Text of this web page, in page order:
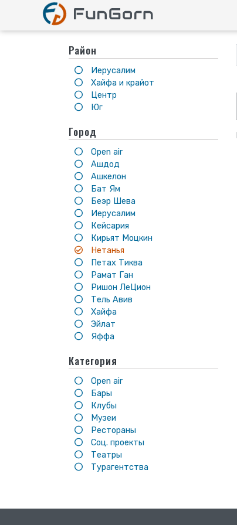
Район
Иерусалим
Хайфа и крайот
Центр
Юг
Город
Open air
Ашдод
Ашкелон
Бат Ям
Беэр Шева
Иерусалим
Кейсария
Кирьят Моцкин
Нетанья
Петах Тиква
Рамат Ган
Ришон ЛеЦион
Тель Авив
Хайфа
Эйлат
Яффа
Категория
Open air
Бары
Клубы
Музеи
Рестораны
Соц. проекты
Театры
Турагентства